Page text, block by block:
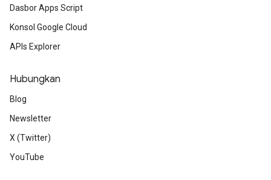
Dasbor Apps Script
Konsol Google Cloud
APIs Explorer
Hubungkan
Blog
Newsletter
X (Twitter)
YouTube